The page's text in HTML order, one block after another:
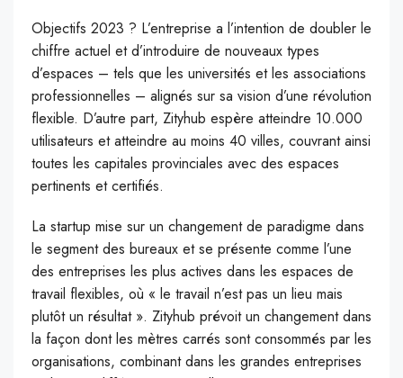
Objectifs 2023 ? L’entreprise a l’intention de doubler le
chiffre actuel et d’introduire de nouveaux types
d’espaces – tels que les universités et les associations
professionnelles – alignés sur sa vision d’une révolution
flexible. D’autre part, Zityhub espère atteindre 10.000
utilisateurs et atteindre au moins 40 villes, couvrant ainsi
toutes les capitales provinciales avec des espaces
pertinents et certifiés.
La startup mise sur un changement de paradigme dans
le segment des bureaux et se présente comme l’une
des entreprises les plus actives dans les espaces de
travail flexibles, où « le travail n’est pas un lieu mais
plutôt un résultat ». Zityhub prévoit un changement dans
la façon dont les mètres carrés sont consommés par les
organisations, combinant dans les grandes entreprises